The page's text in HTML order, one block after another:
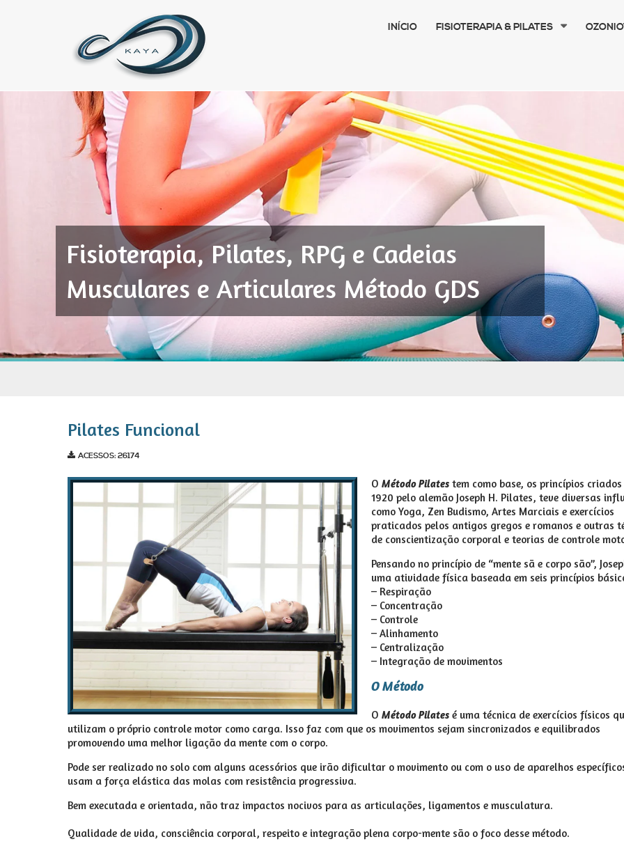
INÍCIO FISIOTERAPIA & PILATES
Fisioterapia, Pilates, RPG e Cadeias
Musculares e Articulares Método GDS
Pilates Funcional
ACESSOS: 26174
O Método Pilates tem como base, os princípios criados
1920 pelo alemão Joseph H. Pilates, teve diversas
como Yoga, Zen Budismo, Artes Marciais e exercícios
praticados pelos antigos gregos e romanos e outras
de conscientização corporal e teorias de controle
Pensando no princípio de “mente sã e corpo são”,
uma atividade física baseada em seis princípios
– Respiração
– Concentração
– Controle
– Alinhamento
– Centralização
– Integração de movimentos
O Método
O Método Pilates é uma técnica de exercícios físicos
utilizam o próprio controle motor como carga. Isso faz com que os movimentos sejam sincronizados e equilibrados
promovendo uma melhor ligação da mente com o corpo.
Pode ser realizado no solo com alguns acessórios que irão dificultar o movimento ou com o uso de aparelhos
usam a força elástica das molas com resistência progressiva.
Bem executada e orientada, não traz impactos nocivos para as articulações, ligamentos e musculatura.
Qualidade de vida, consciência corporal, respeito e integração plena corpo-mente são o foco desse método.